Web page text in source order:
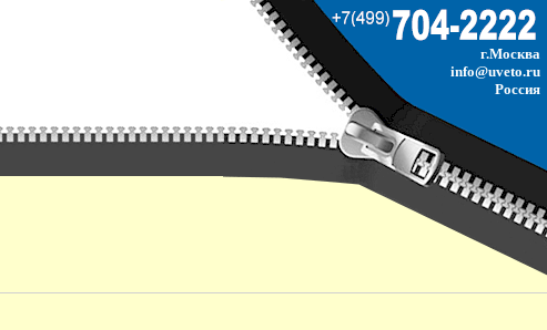
г.Москва
info@uveto.ru
Россия